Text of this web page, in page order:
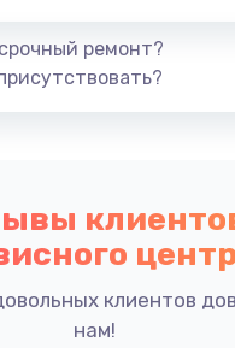
ремонт?
клиентов
нам!